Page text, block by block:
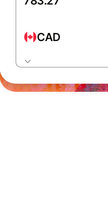
CAD